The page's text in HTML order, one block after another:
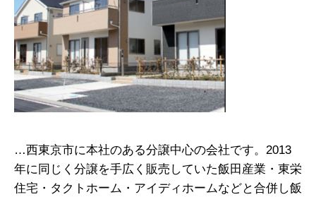
…西東京市に本社のある分譲中心の会社です。2013
年に同じく分譲を手広く販売していた飯田産業・東栄
住宅・タクトホーム・アイディホームなどと合併し飯